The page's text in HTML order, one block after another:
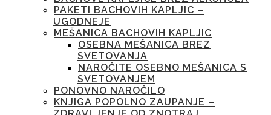
PAKETI BACHOVIH KAPLJIC –
UGODNEJE
MEŠANICA BACHOVIH KAPLJIC
OSEBNA MEŠANICA BREZ
SVETOVANJA
NAROČITE OSEBNO MEŠANICA S
SVETOVANJEM
PONOVNO NAROČILO
KNJIGA POPOLNO ZAUPANJE –